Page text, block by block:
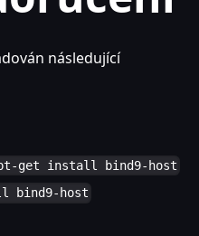
následující
get install bind9-host
bind9-host